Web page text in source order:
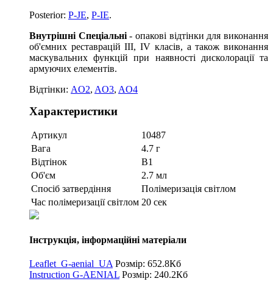
Posterior: P-JE, P-IE.
Внутрішні Спеціальні- опакові відтінки для виконання
об'ємних реставрацій III, IV класів, а також виконання
маскувальних функцій при наявності дисколорації та
армуючих елементів.
Відтінки: AO2, AO3, AO4
Характеристики
Артикул
10487
Вага
4.7 г
Відтінок
B1
Об'єм
2.7 мл
Спосіб затвердіння
Полімеризація світлом
Час полімеризації світлом 20 сек
Інструкція, інформаційні матеріали
Leaflet_G-aenial_UA Розмір: 652.8Кб
Instruction G-AENIAL Розмір: 240.2Кб